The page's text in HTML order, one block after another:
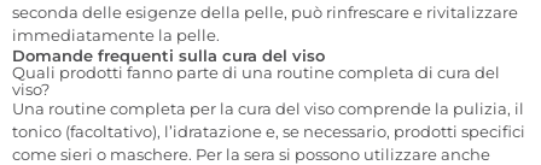
seconda delle esigenze della pelle, può rinfrescare e rivitalizzare
immediatamente la pelle.
Domande frequenti sulla cura del viso
Quali prodotti fanno parte di una routine completa di cura del
viso?
Una routine completa per la cura del viso comprende la pulizia, il
tonico (facoltativo), l’idratazione e, se necessario, prodotti specifici
come sieri o maschere. Per la sera si possono utilizzare anche